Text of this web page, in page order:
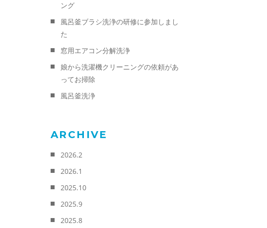
ング
風呂釜ブラシ洗浄の研修に参加しまし
た
窓用エアコン分解洗浄
娘から洗濯機クリーニングの依頼があ
ってお掃除
風呂釜洗浄
ARCHIVE
2026.2
2026.1
2025.10
2025.9
2025.8